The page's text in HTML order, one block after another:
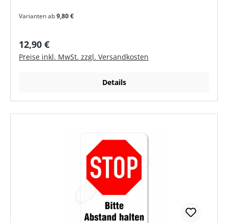
bis R10 Typische Anwendungen sind glatte Fußböden
in Einkaufszentren, Supermärkten, Eingangsbereiche,
zu 6 Monate im Innenbereich - je nach Belastung
Leicht zu verkleben Wiederablösbar durch
semipermanenten Kleber
Varianten ab9,80 €
Regulärer Preis:
12,90 €
Preise inkl. MwSt. zzgl. Versandkosten
Details